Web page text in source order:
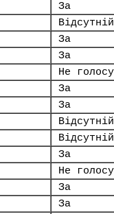
За
Відсутній
За
За
Не
За
За
Відсутній
Відсутній
За
Не
За
За